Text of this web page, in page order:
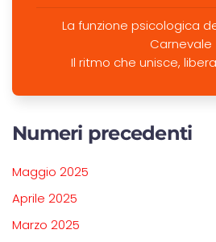
La funzione psicologica
Carnevale
Il ritmo che unisce,
Numeri precedenti
Maggio 2025
Aprile 2025
Marzo 2025